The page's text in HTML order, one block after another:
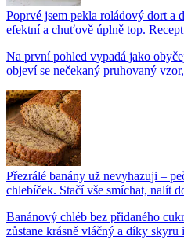
Poprvé jsem pekla roládový dort a
efektní a chuťově úplně top.
Na první pohled vypadá jako
objeví se nečekaný pruhovaný
Přezrálé banány už nevyhazuji –
chlebíček. Stačí vše smíchat, nalít
Banánový chléb bez přidaného
zůstane krásně vláčný a díky skyru